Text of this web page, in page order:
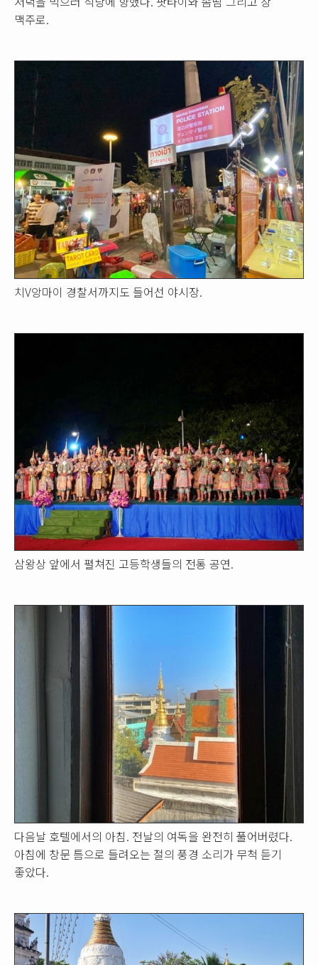
맥주로.
치V앙마이 경찰서까지도 들어선 야시장.
삼왕상 앞에서 펼쳐진 고등학생들의 전통 공연.
다음날 호텔에서의 아침. 전날의 여독을 완전히 풀어버렸다.
아침에 창문 틈으로 들려오는 절의 풍경 소리가 무척 듣기
좋았다.